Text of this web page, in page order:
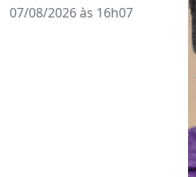
07/08/2026 às 16h07